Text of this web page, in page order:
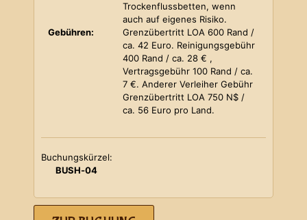
Trockenflussbetten, wenn
auch auf eigenes Risiko.
Gebühren:
Grenzübertritt LOA 600 Rand /
ca. 42 Euro. Reinigungsgebühr
400 Rand / ca. 28 € ,
Vertragsgebühr 100 Rand / ca.
7 €. Anderer Verleiher Gebühr
Grenzübertritt LOA 750 N$ /
ca. 56 Euro pro Land.
Buchungskürzel:
BUSH-04